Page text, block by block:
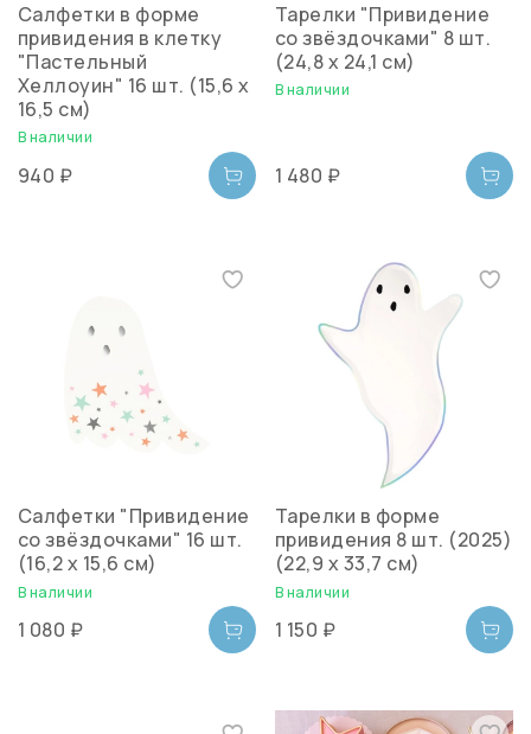
Салфетки в форме
привидения в клетку
"Пастельный
Хеллоуин" 16 шт. (15,6 х
16,5 см)
В наличии
940 ₽
Тарелки "Привидение
со звёздочками" 8 шт.
(24,8 x 24,1 см)
В наличии
1 480 ₽
Салфетки "Привидение
со звёздочками" 16 шт.
(16,2 x 15,6 см)
В наличии
1 080 ₽
Тарелки в форме
привидения 8 шт. (2025)
(22,9 x 33,7 см)
В наличии
1 150 ₽